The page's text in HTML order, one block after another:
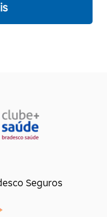
Seguros